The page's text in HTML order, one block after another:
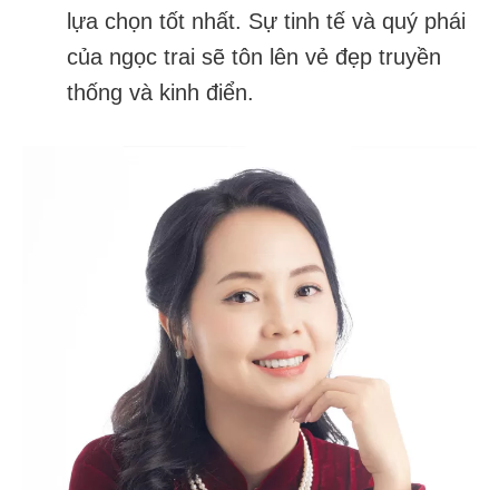
lựa chọn tốt nhất. Sự tinh tế và quý phái
của ngọc trai sẽ tôn lên vẻ đẹp truyền
thống và kinh điển.